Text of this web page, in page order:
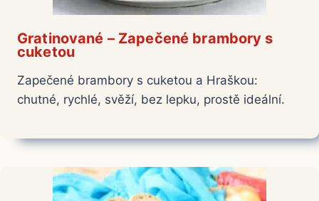
Gratinované – Zapečené brambory s
cuketou
Zapečené brambory s cuketou a Hraškou:
chutné, rychlé, svěží, bez lepku, prostě ideální.